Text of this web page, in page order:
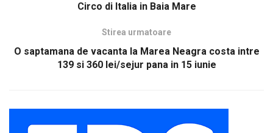
Circo di Italia in Baia Mare
Stirea urmatoare
O saptamana de vacanta la Marea Neagra costa intre
139 si 360 lei/sejur pana in 15 iunie